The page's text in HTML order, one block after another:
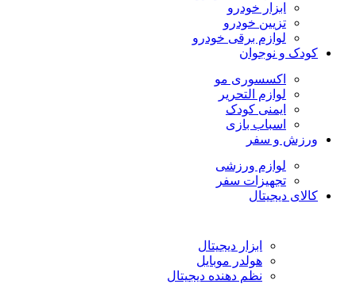
ابزار خودرو
تزیین خودرو
لوازم برقی خودرو
کودک و نوجوان
اکسسوری مو
لوازم التحریر
ایمنی کودک
اسباب بازی
ورزش و سفر
لوازم ورزشی
تجهیزات سفر
کالای دیجیتال
ابزار دیجیتال
هولدر موبایل
نظم دهنده دیجیتال